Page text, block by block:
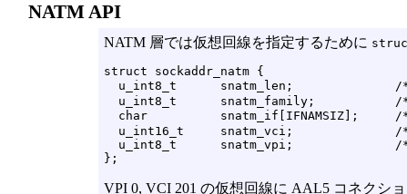
NATM API
NATM 層では仮想回線を指定するために
struct sockaddr_natm {
u_int8_t      snatm_len;              /
u_int8_t      snatm_family;           /
char          snatm_if[IFNAMSIZ];     /*
u_int16_t     snatm_vci;              /
u_int8_t      snatm_vpi;              /
VPI 0, VCI 201 の仮想回線に AAL5 コネクシ